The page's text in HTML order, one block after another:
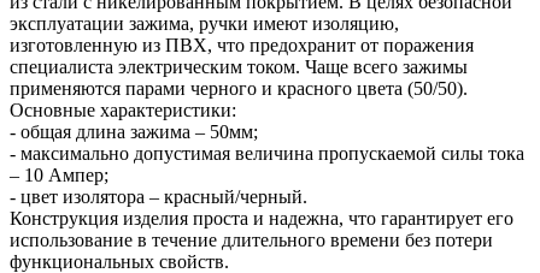
эксплуатации зажима, ручки имеют изоляцию,
изготовленную из ПВХ, что предохранит от поражения
специалиста электрическим током. Чаще всего зажимы
применяются парами черного и красного цвета (50/50).
Основные характеристики:
- общая длина зажима – 50мм;
- максимально допустимая величина пропускаемой силы тока
– 10 Ампер;
- цвет изолятора – красный/черный.
Конструкция изделия проста и надежна, что гарантирует его
использование в течение длительного времени без потери
функциональных свойств.